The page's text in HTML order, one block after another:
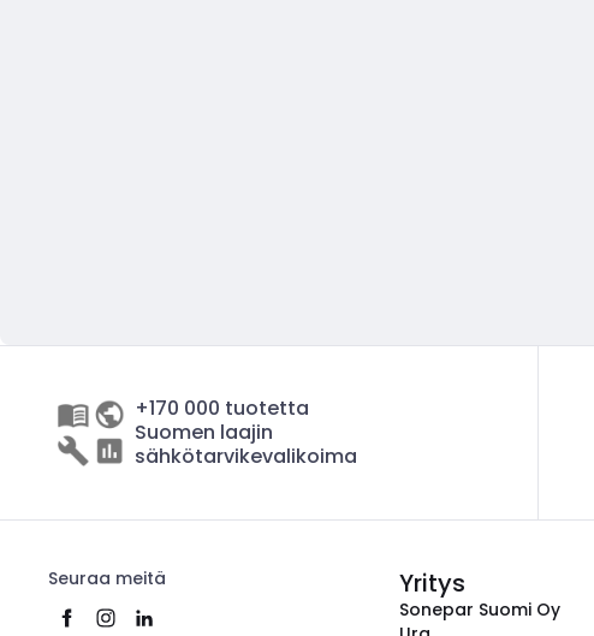
+170 000 tuotetta
Suomen laajin
sähkötarvikevalikoima
Seuraa meitä Yritys
Sonepar Suomi Oy